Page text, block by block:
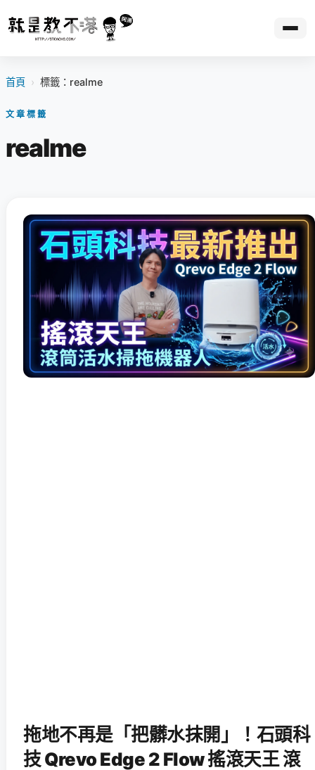
首頁 › 標籤：realme
文章標籤
realme
拖地不再是「把髒水抹開」！石頭科
技 Qrevo Edge 2 Flow 搖滾天王 滾